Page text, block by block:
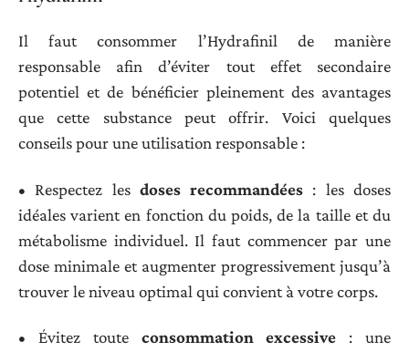
Il faut consommer l’Hydrafinil de manière
responsable afin d’éviter tout effet secondaire
potentiel et de bénéficier pleinement des avantages
que cette substance peut offrir. Voici quelques
conseils pour une utilisation responsable :
• Respectez les doses recommandées : les doses
idéales varient en fonction du poids, de la taille et du
métabolisme individuel. Il faut commencer par une
dose minimale et augmenter progressivement jusqu’à
trouver le niveau optimal qui convient à votre corps.
• Évitez toute consommation excessive : une